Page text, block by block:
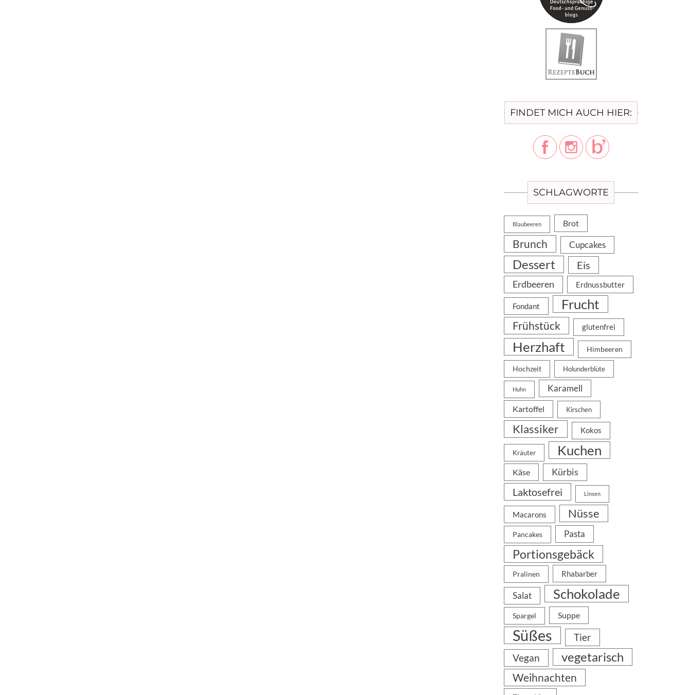
FINDET MICH AUCH HIER:
SCHLAGWORTE
Blaubeeren Brot
Brunch Cupcakes
Dessert Eis
Erdbeeren Erdnussbutter
Fondant Frucht
Frühstück glutenfrei
Herzhaft Himbeeren
Hochzeit Holunderblüte
Huhn Karamell
Kartoffel Kirschen
Klassiker Kokos
Kräuter Kuchen
Käse Kürbis
Laktosefrei Linsen
Macarons Nüsse
Pancakes Pasta
Portionsgebäck
Pralinen Rhabarber
Salat Schokolade
Spargel Suppe
Süßes
Tier
Vegan
vegetarisch
Weihnachten